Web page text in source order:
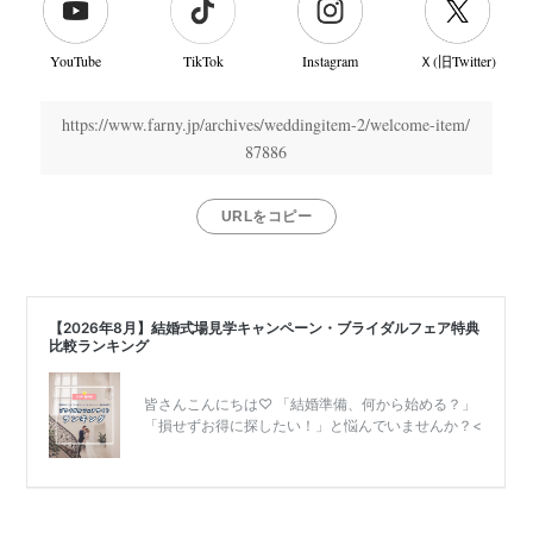
YouTube TikTok Instagram Ｘ(旧Twitter)
https://www.farny.jp/archives/weddingitem-2/welcome-item/
87886
URLをコピー
結